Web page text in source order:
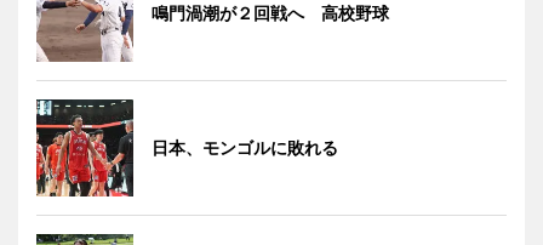
鳴門渦潮が２回戦へ 高校野球
日本、モンゴルに敗れる